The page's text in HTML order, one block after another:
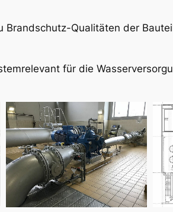
Brandschutz-Qualitäten der
für die